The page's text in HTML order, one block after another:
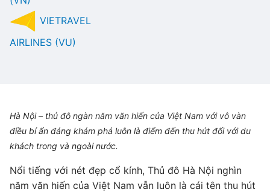
VIETRAVEL
AIRLINES (VU)
Hà Nội – thủ đô ngàn năm văn hiến của Việt Nam với vô vàn
điều bí ẩn đáng khám phá luôn là điểm đến thu hút đối với du
khách trong và ngoài nước.
Nổi tiếng với nét đẹp cổ kính, Thủ đô Hà Nội nghìn
năm văn hiến của Việt Nam vẫn luôn là cái tên thu hút